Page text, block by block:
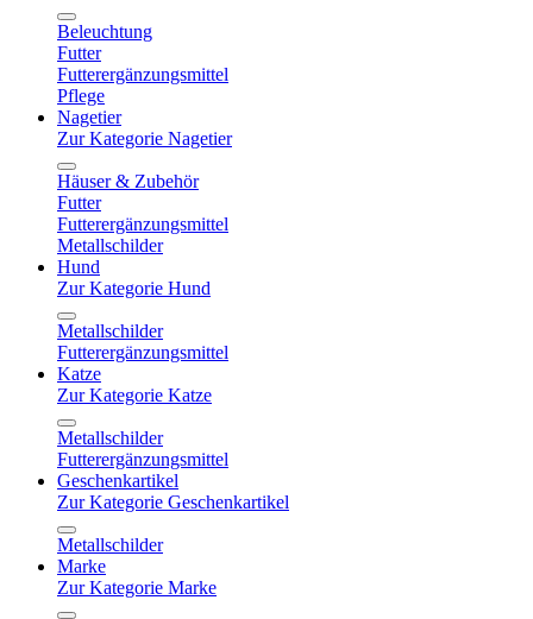
Beleuchtung
Futter
Futterergänzungsmittel
Pflege
Nagetier
Zur Kategorie Nagetier
Häuser & Zubehör
Futter
Futterergänzungsmittel
Metallschilder
Hund
Zur Kategorie Hund
Metallschilder
Futterergänzungsmittel
Katze
Zur Kategorie Katze
Metallschilder
Futterergänzungsmittel
Geschenkartikel
Zur Kategorie Geschenkartikel
Metallschilder
Marke
Zur Kategorie Marke